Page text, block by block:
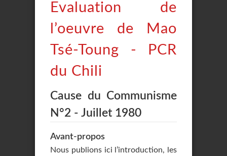
Evaluation de
l’oeuvre de Mao
Tsé-Toung - PCR
du Chili
Cause du Communisme
N°2 - Juillet 1980
Avant-propos
Nous publions ici l’introduction, les